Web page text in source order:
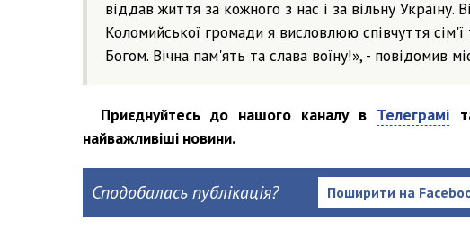
віддав життя за кожного з нас і за вільну Україну.
Коломийської громади я висловлюю співчуття сім'ї
Богом. Вічна пам'ять та слава воїну!», - повідомив
Приєднуйтесь до нашого каналу в Телеграмі
найважливіші новини.
Сподобалась публікація? Поширити на